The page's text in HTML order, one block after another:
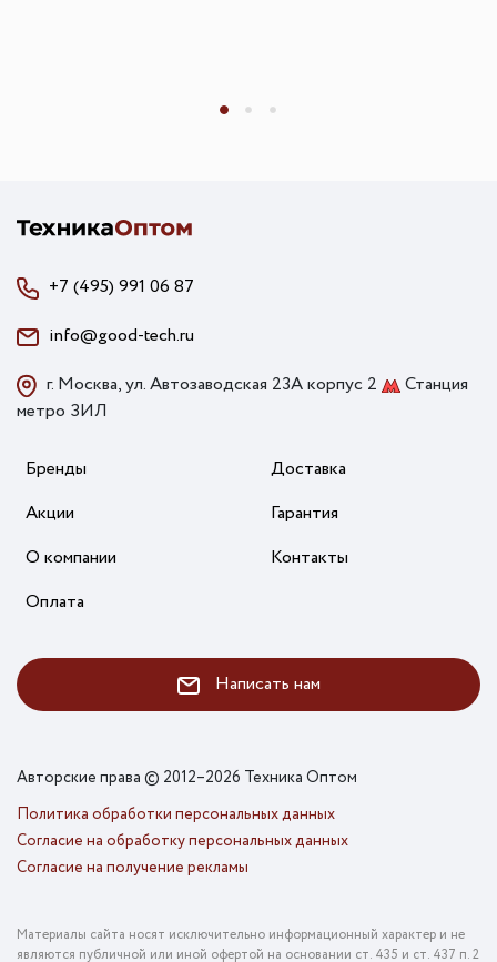
+7 (495) 991 06 87
info@good-tech.ru
г. Москва, ул. Автозаводская 23А корпус 2
Станция
метро ЗИЛ
Бренды
Акции
О компании
Оплата
Доставка
Гарантия
Контакты
Написать нам
Авторские права © 2012–2026 Техника Оптом
Политика обработки персональных данных
Согласие на обработку персональных данных
Согласие на получение рекламы
Материалы сайта носят исключительно информационный характер и не
являются публичной или иной офертой на основании ст. 435 и ст. 437 п. 2